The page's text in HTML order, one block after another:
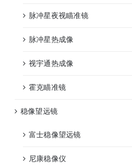
脉冲星夜视瞄准镜
脉冲星热成像
视宇通热成像
霍克瞄准镜
稳像望远镜
富士稳像望远镜
尼康稳像仪